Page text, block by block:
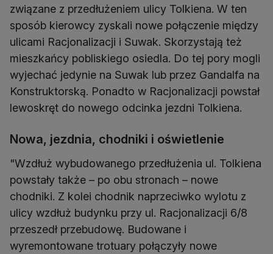
związane z przedłużeniem ulicy Tolkiena. W ten
sposób kierowcy zyskali nowe połączenie między
ulicami Racjonalizacji i Suwak. Skorzystają też
mieszkańcy pobliskiego osiedla. Do tej pory mogli
wyjechać jedynie na Suwak lub przez Gandalfa na
Konstruktorską. Ponadto w Racjonalizacji powstał
lewoskręt do nowego odcinka jezdni Tolkiena.
Nowa, jezdnia, chodniki i oświetlenie
"Wzdłuż wybudowanego przedłużenia ul. Tolkiena
powstały także – po obu stronach – nowe
chodniki. Z kolei chodnik naprzeciwko wylotu z
ulicy wzdłuż budynku przy ul. Racjonalizacji 6/8
przeszedł przebudowę. Budowane i
wyremontowane trotuary połączyły nowe